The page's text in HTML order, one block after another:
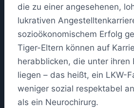
die zu einer angesehenen,
lukrativen
sozioökonomischem Erfolg
Tiger-Eltern können auf
herabblicken, die unter ihren
liegen – das heißt, ein LKW-
weniger sozial respektabel
als ein Neurochirurg.